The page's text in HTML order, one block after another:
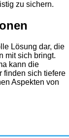
zu sichern.
Lösung dar, die
mit sich bringt.
kann die
finden sich tiefere
Aspekten von